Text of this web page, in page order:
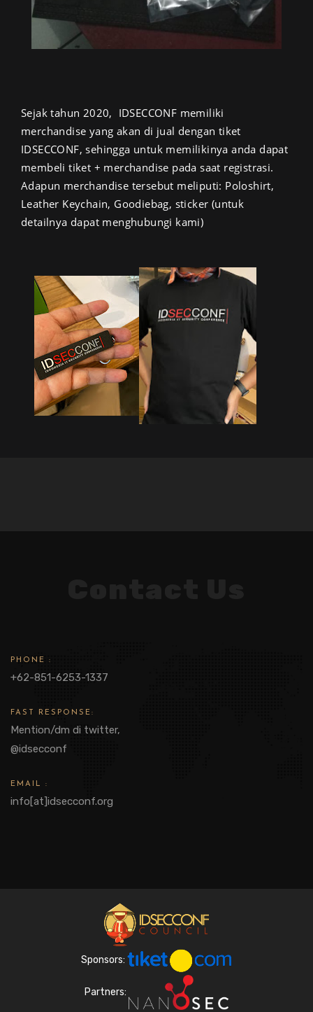
Sejak tahun 2020, IDSECCONF memiliki
merchandise yang akan di jual dengan tiket
IDSECCONF, sehingga untuk memilikinya anda dapat
membeli tiket + merchandise pada saat registrasi.
Adapun merchandise tersebut meliputi: Poloshirt,
Leather Keychain, Goodiebag, sticker (untuk
detailnya dapat menghubungi kami)
PHONE :
+62-851-6253-1337
FAST RESPONSE:
Mention/dm di twitter,
@idsecconf
EMAIL :
info[at]idsecconf.org
Sponsors:
Partners: